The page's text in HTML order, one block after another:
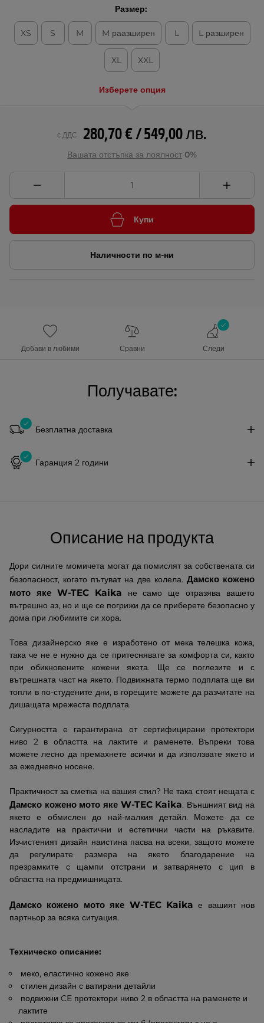
Размер:
XS S M M раазширен L L разширен
XL XXL
Изберете опция
280,70 € / 549,00 лв.
с ДДС
Вашата отстъпка за лоялност 0%
Купи
Наличности по м-ни
Добави в любими Сравни Следи
Получавате:
Безплатна доставка
Гаранция 2 години
Описание на продукта
Дори силните момичета могат да помислят за собствената си
безопасност, когато пътуват на две колела. Дамско кожено
мото яке W-TEC Kaika не само ще отразява вашето
вътрешно аз, но и ще се погрижи да се приберете безопасно у
дома при любимите си хора.
Това дизайнерско яке е изработено от мека телешка кожа,
така че не е нужно да се притеснявате за комфорта си, както
при обикновените кожени якета. Ще се поглезите и с
вътрешната част на якето. Подвижната термо подплата ще ви
топли в по-студените дни, в горещите можете да разчитате на
дишащата мрежеста подплата.
Сигурността е гарантирана от сертифицирани протектори
ниво 2 в областта на лактите и раменете. Въпреки това
можете лесно да премахнете всички и да използвате якето и
за ежедневно носене.
Практичност за сметка на вашия стил? Не така стоят нещата с
Дамско кожено мото яке W-TEC Kaika. Външният вид на
якето е обмислен до най-малкия детайл. Можете да се
насладите на практични и естетични части на ръкавите.
Изчистеният дизайн наистина пасва на всеки, защото можете
да регулирате размера на якето благодарение на
презрамките с щампи отстрани и затварянето с цип в
областта на предмишницата.
Дамско кожено мото яке W-TEC Kaika е вашият нов
партньор за всяка ситуация.
Техническо описание:
меко, еластично кожено яке
стилен дизайн с ватирани детайли
подвижни CE протектори ниво 2 в областта на раменете и
лактите